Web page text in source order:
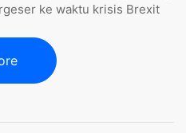
ke waktu krisis Brexit